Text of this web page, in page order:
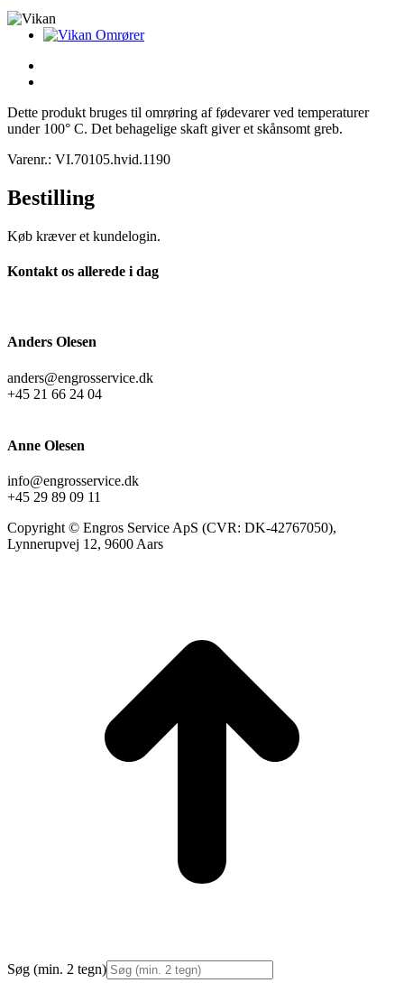
Dette produkt bruges til omrøring af fødevarer ved temperaturer
under 100° C. Det behagelige skaft giver et skånsomt greb.
Varenr.: VI.70105.hvid.1190
Bestilling
Køb kræver et kundelogin.
Kontakt os allerede i dag
Anders Olesen
anders@engrosservice.dk
+45 21 66 24 04
Anne Olesen
info@engrosservice.dk
+45 29 89 09 11
Copyright © Engros Service ApS (CVR: DK-42767050),
Lynnerupvej 12, 9600 Aars
Søg (min. 2 tegn)